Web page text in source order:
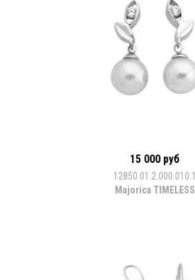
15 000 руб
12850.01.2.000.010.1
Majorica TIMELESS